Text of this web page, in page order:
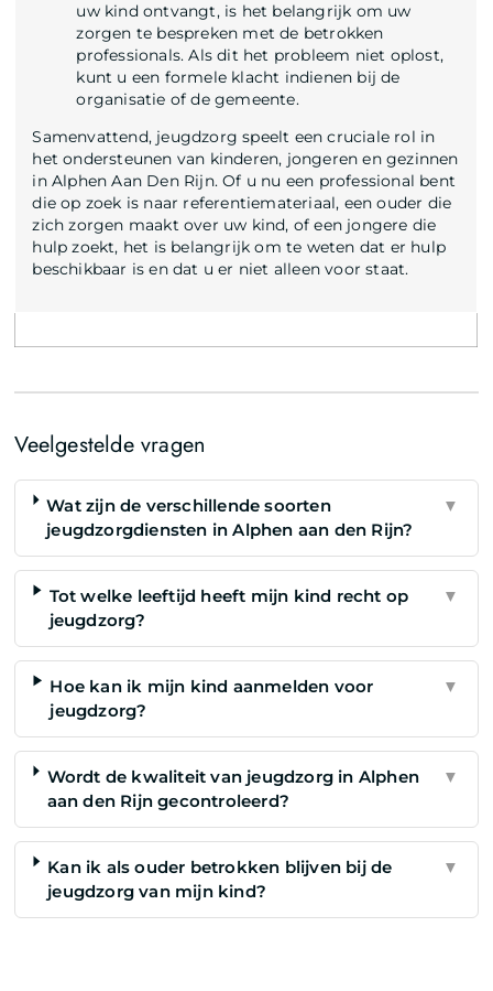
uw kind ontvangt, is het belangrijk om uw
zorgen te bespreken met de betrokken
professionals. Als dit het probleem niet oplost,
kunt u een formele klacht indienen bij de
organisatie of de gemeente.
Samenvattend, jeugdzorg speelt een cruciale rol in
het ondersteunen van kinderen, jongeren en gezinnen
in Alphen Aan Den Rijn. Of u nu een professional bent
die op zoek is naar referentiemateriaal, een ouder die
zich zorgen maakt over uw kind, of een jongere die
hulp zoekt, het is belangrijk om te weten dat er hulp
beschikbaar is en dat u er niet alleen voor staat.
Veelgestelde vragen
Wat zijn de verschillende soorten
jeugdzorgdiensten in Alphen aan den Rijn?
▼
Tot welke leeftijd heeft mijn kind recht op
jeugdzorg?
▼
Hoe kan ik mijn kind aanmelden voor
jeugdzorg?
▼
Wordt de kwaliteit van jeugdzorg in Alphen
aan den Rijn gecontroleerd?
▼
Kan ik als ouder betrokken blijven bij de
jeugdzorg van mijn kind?
▼